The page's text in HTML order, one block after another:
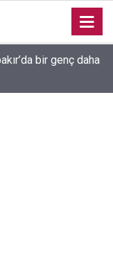
bir genç daha